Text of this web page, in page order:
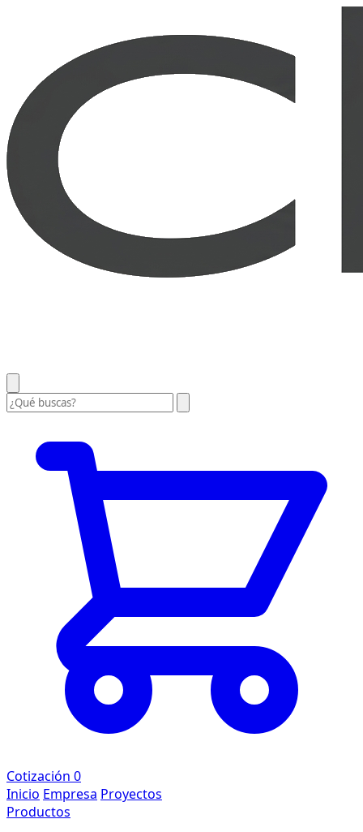
Cotización 0
Inicio Empresa Proyectos
Productos